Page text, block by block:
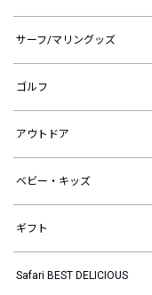
サーフ/マリングッズ
ゴルフ
アウトドア
ベビー・キッズ
ギフト
Safari BEST DELICIOUS